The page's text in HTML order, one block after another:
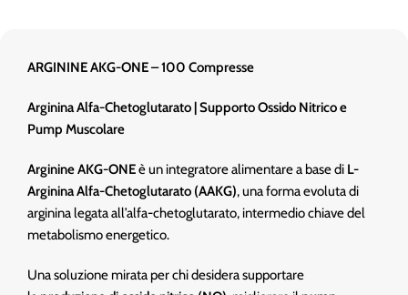
ARGININE AKG-ONE – 100 Compresse
Arginina Alfa-Chetoglutarato | Supporto Ossido Nitrico e
Pump Muscolare
Arginine AKG-ONEè un integratore alimentare a base di L-
Arginina Alfa-Chetoglutarato (AAKG), una forma evoluta di
arginina legata all’alfa-chetoglutarato, intermedio chiave del
metabolismo energetico.
Una soluzione mirata per chi desidera supportare